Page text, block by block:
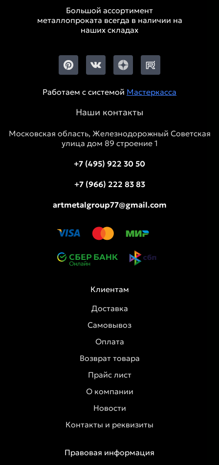
Большой ассортимент
металлопроката всегда в наличии на
наших складах
Работаем с системой Мастеркасса
Наши контакты
Московская область, Железнодорожный Советская
улица дом 89 строение 1
+7 (495) 922 30 50
+7 (966) 222 83 83
artmetalgroup77@gmail.com
Клиентам
Доставка
Самовывоз
Оплата
Возврат товара
Прайс лист
О компании
Новости
Контакты и реквизиты
Правовая информация